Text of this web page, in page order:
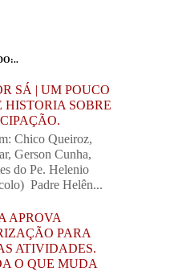
SÁ | UM POUCO
HISTORIA SOBRE
Chico Queiroz,
Gerson Cunha,
do Pe. Helenio
Padre Helên...
APROVA
PARA
ATIVIDADES.
O QUE MUDA